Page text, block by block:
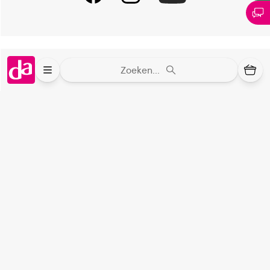
Zoeken...
⁠Controleer welke medicijnen onze